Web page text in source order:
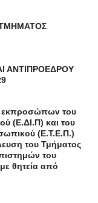
ΑΝΤΙΠΡΟΕΔΡΟΥ
εκπροσώπων του
(Ε.ΔΙ.Π) και του
(Ε.Τ.Ε.Π.)
του Τμήματος
του
θητεία από